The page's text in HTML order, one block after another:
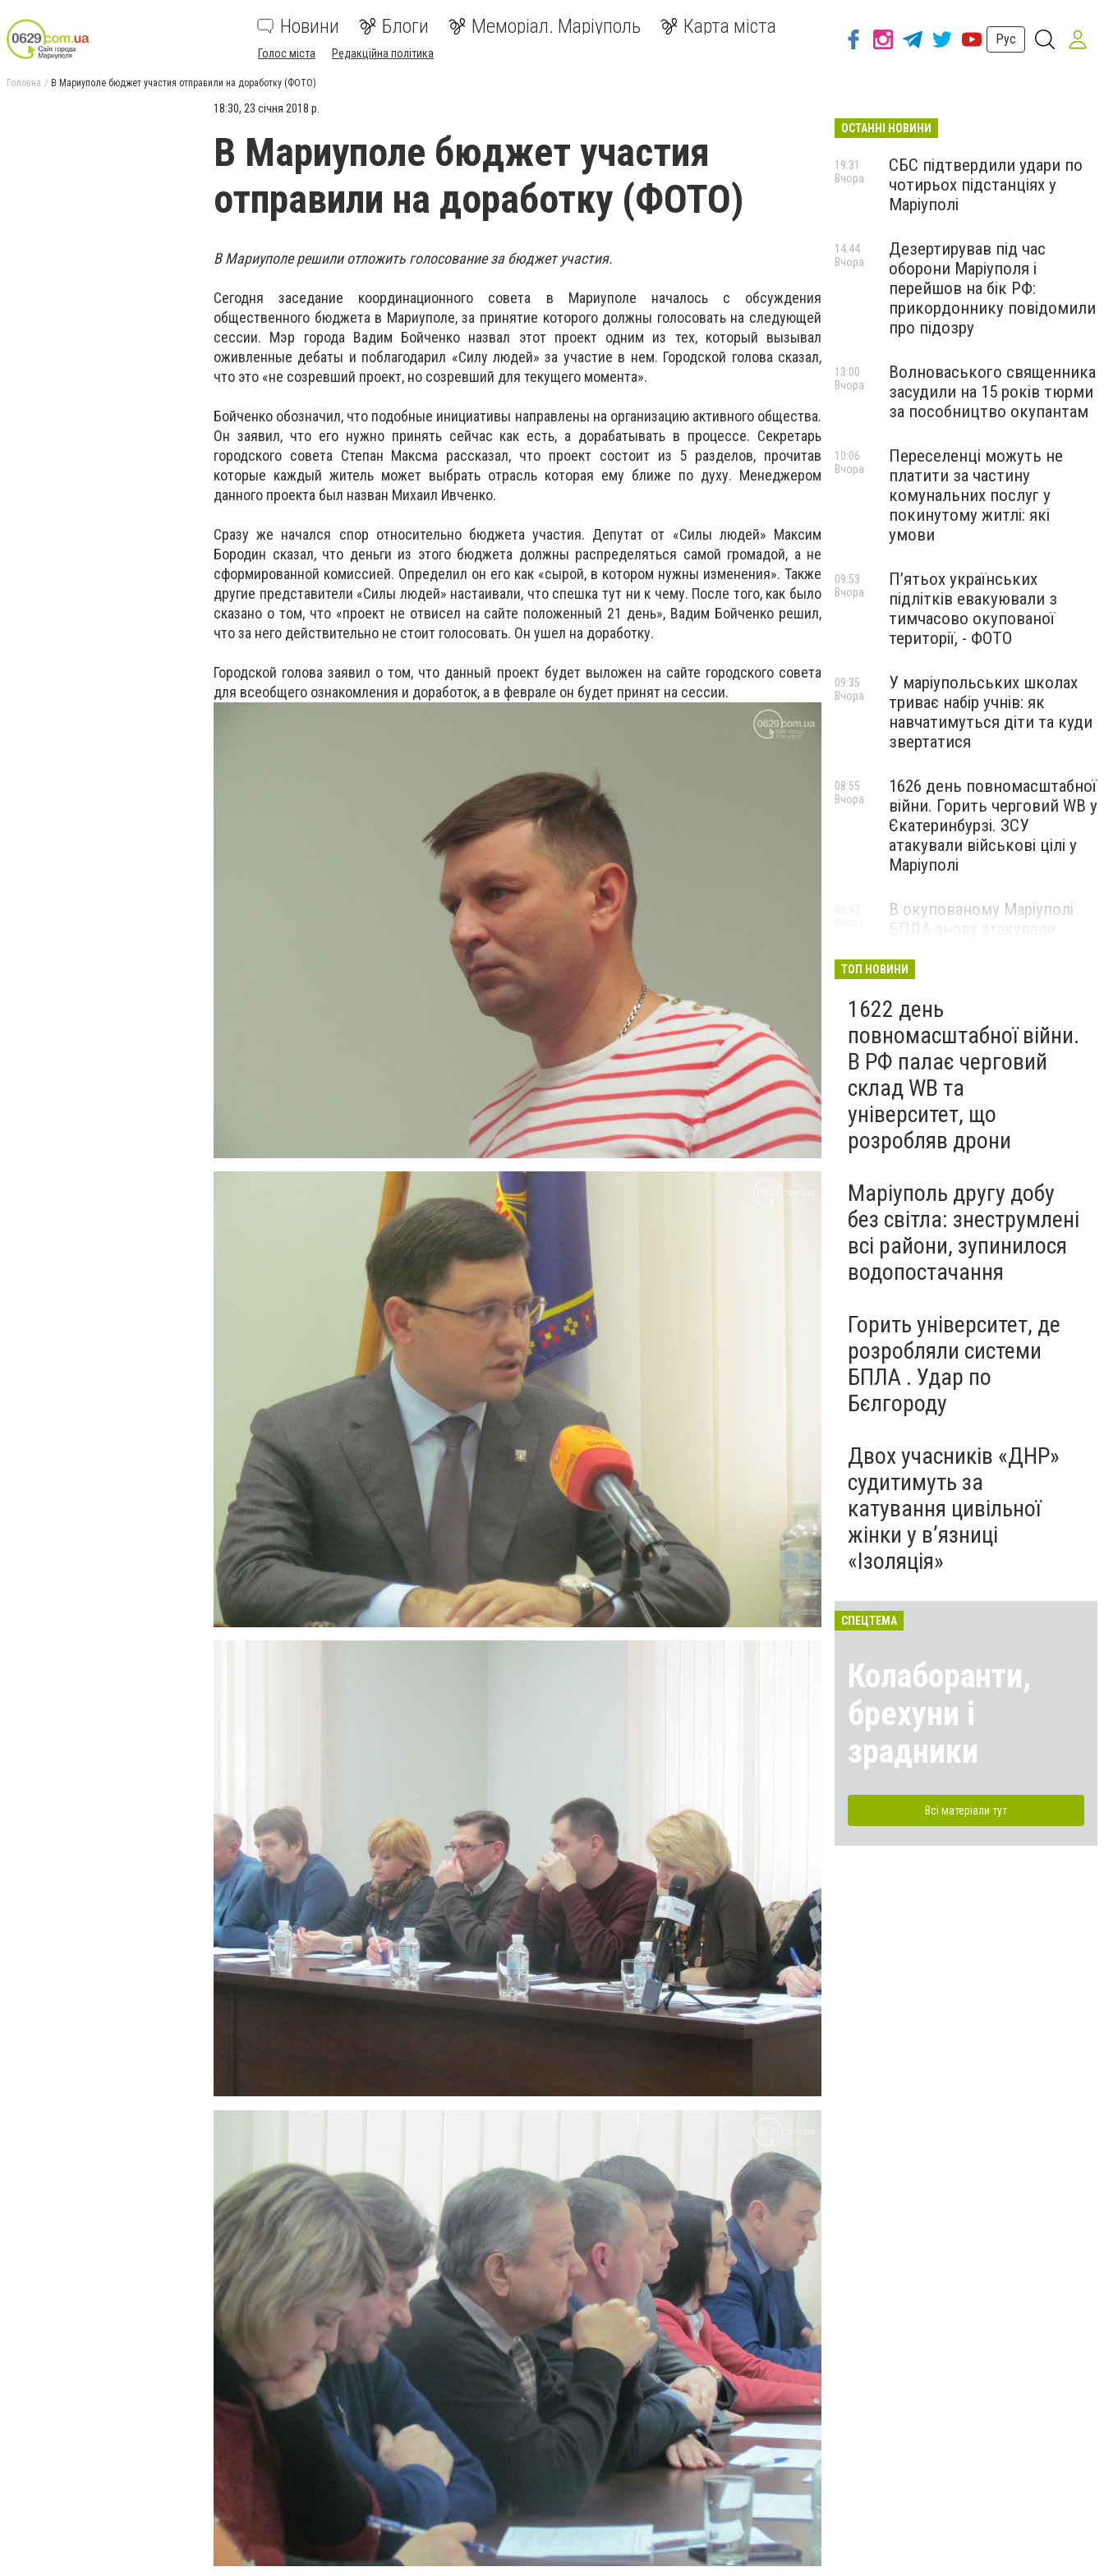
Новини Блоги Меморіал. Маріуполь Карта міста
Голос міста Редакційна політика
Рус
Головна В Мариуполе бюджет участия отправили на доработку (ФОТО)
18:30, 23 січня 2018 р.
В Мариуполе бюджет участия
отправили на доработку (ФОТО)
В Мариуполе решили отложить голосование за бюджет участия.
Сегодня заседание координационного совета в Мариуполе началось с обсуждения
общественного бюджета в Мариуполе, за принятие которого должны голосовать на следующей
сессии. Мэр города Вадим Бойченко назвал этот проект одним из тех, который вызывал
оживленные дебаты и поблагодарил «Силу людей» за участие в нем. Городской голова сказал,
что это «не созревший проект, но созревший для текущего момента».
Бойченко обозначил, что подобные инициативы направлены на организацию активного общества.
Он заявил, что его нужно принять сейчас как есть, а дорабатывать в процессе. Секретарь
городского совета Степан Максма рассказал, что проект состоит из 5 разделов, прочитав
которые каждый житель может выбрать отрасль которая ему ближе по духу. Менеджером
данного проекта был назван Михаил Ивченко.
Сразу же начался спор относительно бюджета участия. Депутат от «Силы людей» Максим
Бородин сказал, что деньги из этого бюджета должны распределяться самой громадой, а не
сформированной комиссией. Определил он его как «сырой, в котором нужны изменения». Также
другие представители «Силы людей» настаивали, что спешка тут ни к чему. После того, как было
сказано о том, что «проект не отвисел на сайте положенный 21 день», Вадим Бойченко решил,
что за него действительно не стоит голосовать. Он ушел на доработку.
Городской голова заявил о том, что данный проект будет выложен на сайте городского совета
для всеобщего ознакомления и доработок, а в феврале он будет принят на сессии.
ОСТАННІ НОВИНИ
СБС підтвердили удари по
чотирьох підстанціях у
Маріуполі
19:31
Вчора
Дезертирував під час
оборони Маріуполя і
перейшов на бік РФ:
прикордоннику повідомили
про підозру
14:44
Вчора
Волноваського священника
засудили на 15 років тюрми
за пособництво окупантам
13:00
Вчора
Переселенці можуть не
платити за частину
комунальних послуг у
покинутому житлі: які
умови
10:06
Вчора
П’ятьох українських
підлітків евакуювали з
тимчасово окупованої
території, - ФОТО
09:53
Вчора
У маріупольських школах
триває набір учнів: як
навчатимуться діти та куди
звертатися
09:35
Вчора
1626 день повномасштабної
війни. Горить черговий WB у
Єкатеринбурзі. ЗСУ
атакували військові цілі у
Маріуполі
08:55
Вчора
В окупованому Маріуполі
БПЛА знову атакували
— ВІДЕО
ТОП НОВИНИ
1622 день
повномасштабної війни.
В РФ палає черговий
склад WB та
університет, що
розробляв дрони
Маріуполь другу добу
без світла: знеструмлені
всі райони, зупинилося
водопостачання
Горить університет, де
розробляли системи
БПЛА . Удар по
Бєлгороду
Двох учасників «ДНР»
судитимуть за
катування цивільної
жінки у в’язниці
«Ізоляція»
СПЕЦТЕМА
Колаборанти,
брехуни і
зрадники
Всі матеріали тут